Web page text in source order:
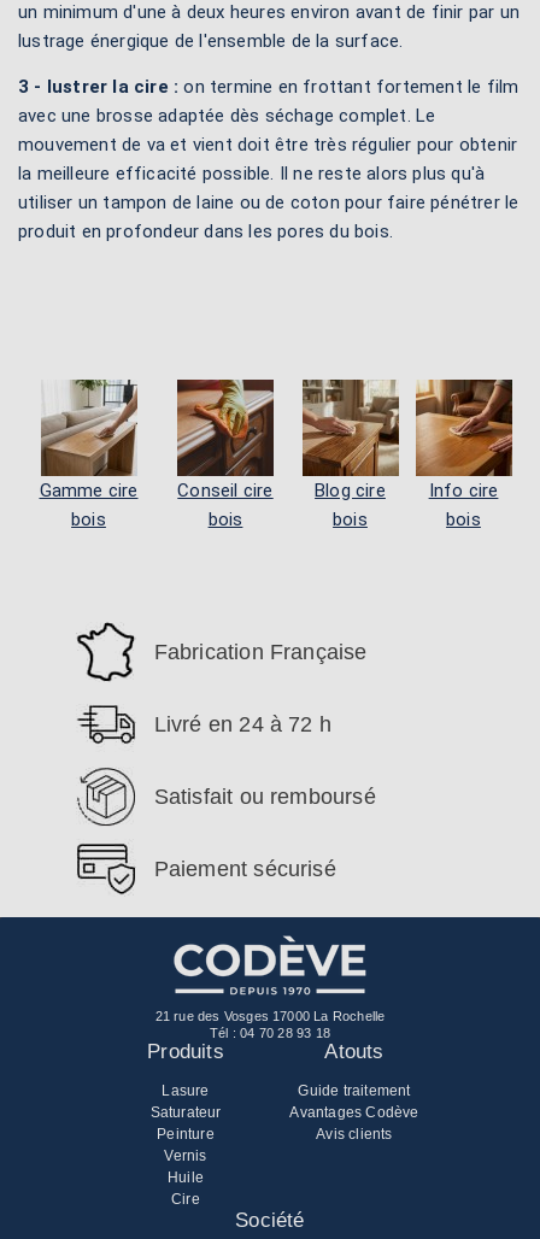
un minimum d'une à deux heures environ avant de finir par un
lustrage énergique de l'ensemble de la surface.
3 - lustrer la cire : on termine en frottant fortement le film
avec une brosse adaptée dès séchage complet. Le
mouvement de va et vient doit être très régulier pour obtenir
la meilleure efficacité possible. Il ne reste alors plus qu'à
utiliser un tampon de laine ou de coton pour faire pénétrer le
produit en profondeur dans les pores du bois.
Gamme cire
bois
Conseil cire
bois
Blog cire
bois
Info cire
bois
Fabrication Française
Livré en 24 à 72 h
Satisfait ou remboursé
Paiement sécurisé
21 rue des Vosges 17000 La Rochelle
Tél :04 70 28 93 18
Produits
Lasure
Saturateur
Peinture
Vernis
Huile
Cire
Atouts
Guide traitement
Avantages Codève
Avis clients
Société